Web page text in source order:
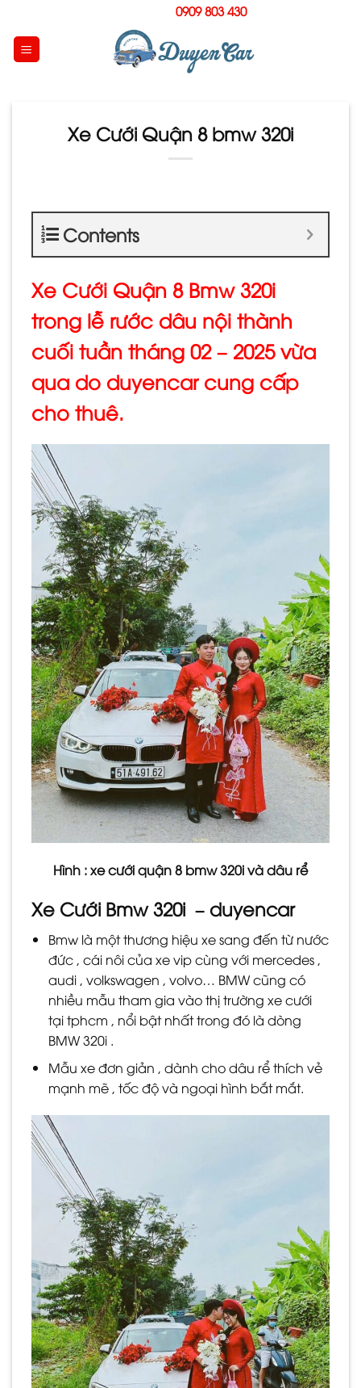
content
0909 803 430
Xe Cưới Quận 8 bmw 320i
Contents
Xe Cưới Quận 8 Bmw 320i
trong lễ rước dâu nội thành
cuối tuần tháng 02 – 2025 vừa
qua do duyencar cung cấp
cho thuê.
Hình : xe cưới quận 8 bmw 320i và dâu rể
Xe Cưới Bmw 320i – duyencar
Bmw là một thương hiệu xe sang đến từ nước
đức , cái nôi của xe vip cùng với mercedes ,
audi , volkswagen , volvo… BMW cũng có
nhiều mẫu tham gia vào thị trường xe cưới
tại tphcm , nổi bật nhất trong đó là dòng
BMW 320i .
Mẫu xe đơn giản , dành cho dâu rể thích vẻ
mạnh mẽ , tốc độ và ngoại hình bắt mắt.